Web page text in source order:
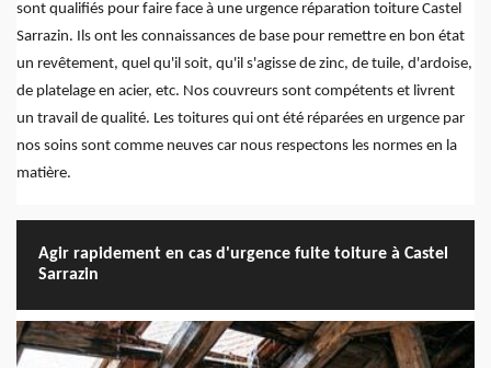
sont qualifiés pour faire face à une urgence réparation toiture Castel
Sarrazin. Ils ont les connaissances de base pour remettre en bon état
un revêtement, quel qu'il soit, qu'il s'agisse de zinc, de tuile, d'ardoise,
de platelage en acier, etc. Nos couvreurs sont compétents et livrent
un travail de qualité. Les toitures qui ont été réparées en urgence par
nos soins sont comme neuves car nous respectons les normes en la
matière.
Agir rapidement en cas d'urgence fuite toiture à Castel
Sarrazin